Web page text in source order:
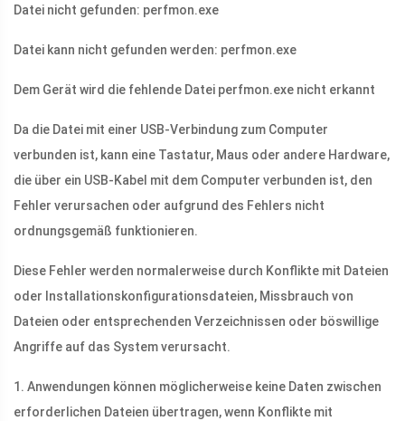
Datei nicht gefunden: perfmon.exe
Datei kann nicht gefunden werden: perfmon.exe
Dem Gerät wird die fehlende Datei perfmon.exe nicht erkannt
Da die Datei mit einer USB-Verbindung zum Computer
verbunden ist, kann eine Tastatur, Maus oder andere Hardware,
die über ein USB-Kabel mit dem Computer verbunden ist, den
Fehler verursachen oder aufgrund des Fehlers nicht
ordnungsgemäß funktionieren.
Diese Fehler werden normalerweise durch Konflikte mit Dateien
oder Installationskonfigurationsdateien, Missbrauch von
Dateien oder entsprechenden Verzeichnissen oder böswillige
Angriffe auf das System verursacht.
1. Anwendungen können möglicherweise keine Daten zwischen
erforderlichen Dateien übertragen, wenn Konflikte mit